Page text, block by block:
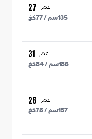
عمر 27
185سم /77كغ
عمر 31
185سم /84كغ
عمر 26
187سم /75كغ